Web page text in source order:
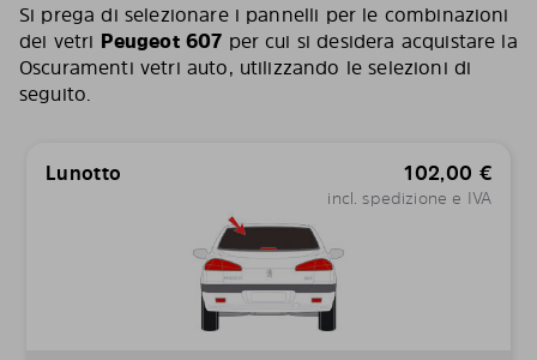
Si prega di selezionare i pannelli per le combinazioni
dei vetri Peugeot 607 per cui si desidera acquistare la
Oscuramenti vetri auto, utilizzando le selezioni di
seguito.
Lunotto 102,00 €
incl. spedizione e IVA